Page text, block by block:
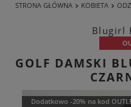
STRONA GŁÓWNA KOBIETA
Blugirl
GOLF DAMSKI
Dodatkowo -20% na kod